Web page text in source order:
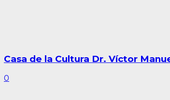
Casa de la Cultura Dr. Víctor
0